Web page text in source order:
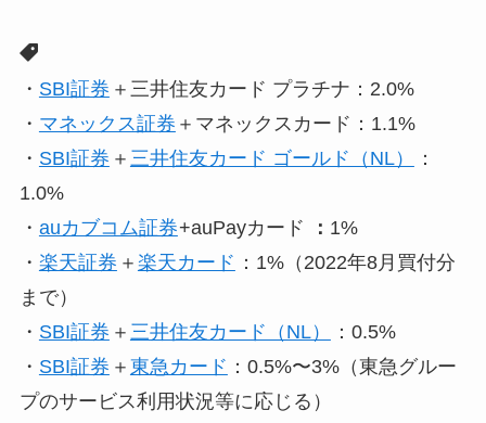
・ SBI証券 ＋三井住友カード プラチナ：2.0%
・ マネックス証券 ＋マネックスカード：1.1%
・ SBI証券 ＋ 三井住友カード ゴールド（NL）
：
1.0%
・ auカブコム証券+auPayカード ： 1%
・ 楽天証券 ＋ 楽天カード ：1%（2022年8月買付分
まで）
・ SBI証券 ＋ 三井住友カード（NL）
：0.5%
・ SBI証券 ＋ 東急カード ：0.5%〜3%（東急グルー
プのサービス利用状況等に応じる）